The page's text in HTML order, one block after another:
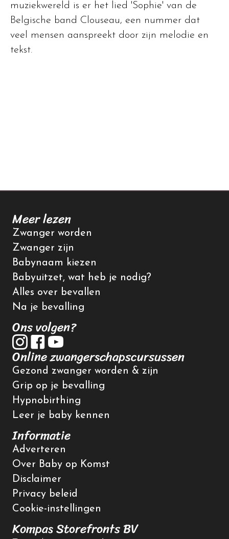
muziekwereld is er het lied 'Sophie' van de
Belgische band Clouseau, een nummer dat
veel mensen aanspreekt door zijn melodie en
tekst.
Meer lezen
Zwanger worden
Zwanger zijn
Babynaam kiezen
Babyuitzet, wat heb je nodig?
Alles over bevallen
Na je bevalling
Ons volgen?
Online zwangerschapscursussen
Gezond zwanger worden & zijn
Grip op je bevalling
Hypnobirthing
Leer je baby kennen
Informatie
Adverteren
Over Baby op Komst
Disclaimer
Privacy beleid
Cookie-instellingen
Kompas Storefronts BV